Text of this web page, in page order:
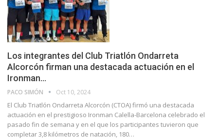
Los integrantes del Club Triatlón Ondarreta
Alcorcón firman una destacada actuación en el
Ironman…
PACO SIMÓN Oct 10, 2024
El Club Triatlón Ondarreta Alcorcón (CTOA) firmó una destacada
actuación en el prestigioso Ironman Calella-Barcelona celebrado el
pasado fin de semana y en el que los participantes tuvieron que
completar 3,8 kilómetros de natación, 180…